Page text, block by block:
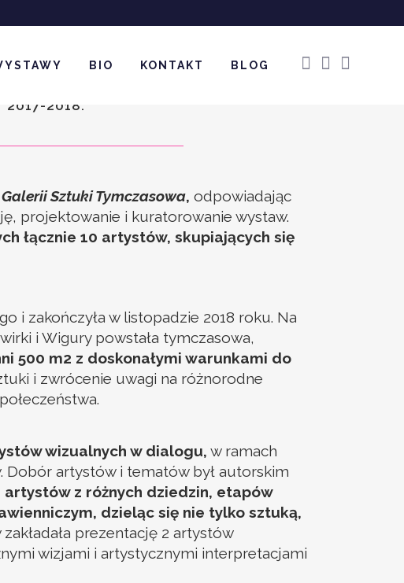
BIO KONTAKT BLOG
Curator
2017-2018:
Galerii Sztuki Tymczasowa, odpowiadając
projektowanie i kuratorowanie wystaw.
łącznie 10 artystów, skupiających się
i zakończyła w listopadzie 2018 roku. Na
i Wigury powstała tymczasowa,
500 m2 z doskonałymi warunkami do
i zwrócenie uwagi na różnorodne
wizualnych w dialogu, w ramach
Dobór artystów i tematów był autorskim
artystów z różnych dziedzin, etapów
dzieląc się nie tylko sztuką,
zakładała prezentację 2 artystów
wizjami i artystycznymi interpretacjami